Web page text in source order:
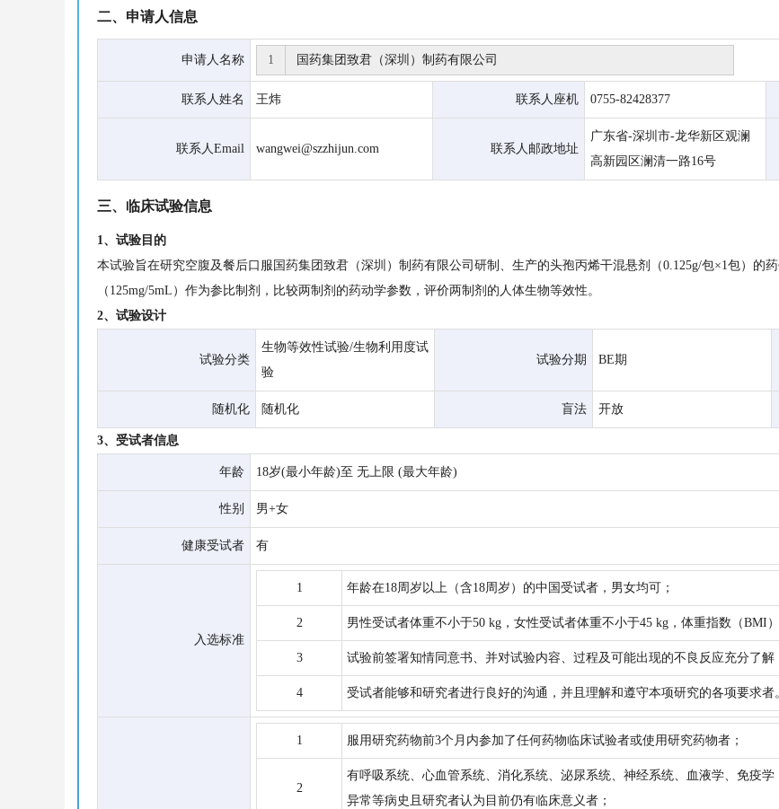
二、申请人信息
申请人名称 1
联系人姓名 王炜 联系人座机 0755-82428377
联系人Email wangwei@szzhijun.com 联系人邮政地址
广东省-深圳市-龙华新区观澜
高新园区澜清一路16号
三、临床试验信息
1、试验目的
本试验旨在研究空腹及餐后口服国药集团致君（深圳）制药有限公司研制、生产的头孢丙烯干混悬剂（0.125g/包×1包）的
（125mg/5mL）作为参比制剂，比较两制剂的药动学参数，评价两制剂的人体生物等效性。
2、试验设计
试验分类
生物等效性试验/生物利用度试
验
试验分期 BE期
随机化 随机化 盲法 开放
3、受试者信息
年龄 18岁(最小年龄)至 无上限 (最大年龄)
性别 男+女
健康受试者 有
入选标准
1 年龄在18周岁以上（含18周岁）的中国受试者，男女均可；
2 男性受试者体重不小于50 kg，女性受试者体重不小于45 kg，体重指数（BMI
3 试验前签署知情同意书、并对试验内容、过程及可能出现的不良反应充分了解
4 受试者能够和研究者进行良好的沟通，并且理解和遵守本项研究的各项要求者
1 服用研究药物前3个月内参加了任何药物临床试验者或使用研究药物者；
2
有呼吸系统、心血管系统、消化系统、泌尿系统、神经系统、血液学、免疫
异常等病史且研究者认为目前仍有临床意义者；